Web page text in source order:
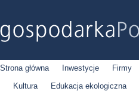
Strona główna Inwestycje Firmy
Kultura
Edukacja ekologiczna